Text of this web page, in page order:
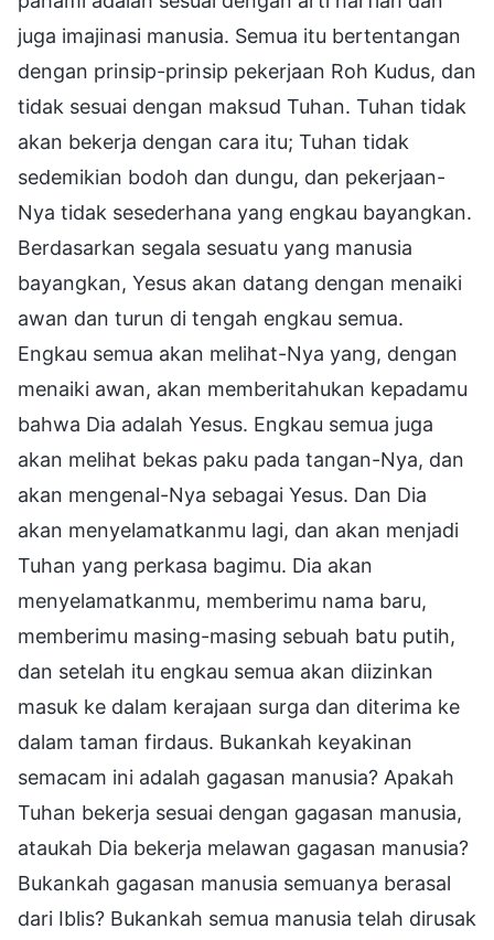
juga imajinasi manusia. Semua itu bertentangan
dengan prinsip-prinsip pekerjaan Roh Kudus, dan
tidak sesuai dengan maksud Tuhan. Tuhan tidak
akan bekerja dengan cara itu; Tuhan tidak
sedemikian bodoh dan dungu, dan pekerjaan-
Nya tidak sesederhana yang engkau bayangkan.
Berdasarkan segala sesuatu yang manusia
bayangkan, Yesus akan datang dengan menaiki
awan dan turun di tengah engkau semua.
Engkau semua akan melihat-Nya yang, dengan
menaiki awan, akan memberitahukan kepadamu
bahwa Dia adalah Yesus. Engkau semua juga
akan melihat bekas paku pada tangan-Nya, dan
akan mengenal-Nya sebagai Yesus. Dan Dia
akan menyelamatkanmu lagi, dan akan menjadi
Tuhan yang perkasa bagimu. Dia akan
menyelamatkanmu, memberimu nama baru,
memberimu masing-masing sebuah batu putih,
dan setelah itu engkau semua akan diizinkan
masuk ke dalam kerajaan surga dan diterima ke
dalam taman firdaus. Bukankah keyakinan
semacam ini adalah gagasan manusia? Apakah
Tuhan bekerja sesuai dengan gagasan manusia,
ataukah Dia bekerja melawan gagasan manusia?
Bukankah gagasan manusia semuanya berasal
dari Iblis? Bukankah semua manusia telah dirusak